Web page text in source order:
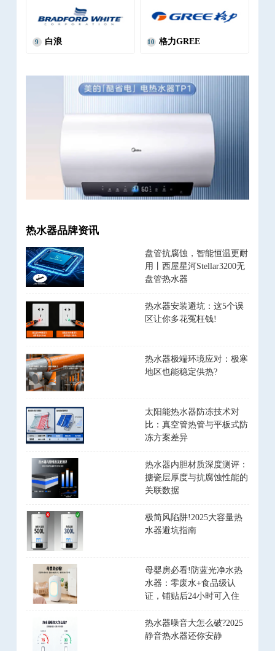
9 白浪 10 格力GREE
热水器品牌资讯
盘管抗腐蚀，智能恒温更耐
用丨西屋星河Stellar3200无
盘管热水器
热水器安装避坑：这5个误
区让你多花冤枉钱!
热水器极端环境应对：极寒
地区也能稳定供热?
太阳能热水器防冻技术对
比：真空管热管与平板式防
冻方案差异
热水器内胆材质深度测评：
搪瓷层厚度与抗腐蚀性能的
关联数据
极简风陷阱!2025大容量热
水器避坑指南
母婴房必看!防蓝光净水热
水器：零废水+食品级认
证，铺贴后24小时可入住
热水器噪音大怎么破?2025
静音热水器还你安静